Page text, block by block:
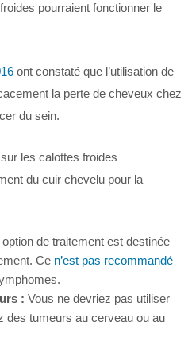
pourraient fonctionner le
ont constaté que l’utilisation de
la perte de cheveux chez
du sein.
les calottes froides
du cuir chevelu pour la
de traitement est destinée
Ce n’est pas recommandé
: Vous ne devriez pas utiliser
des tumeurs au cerveau ou au